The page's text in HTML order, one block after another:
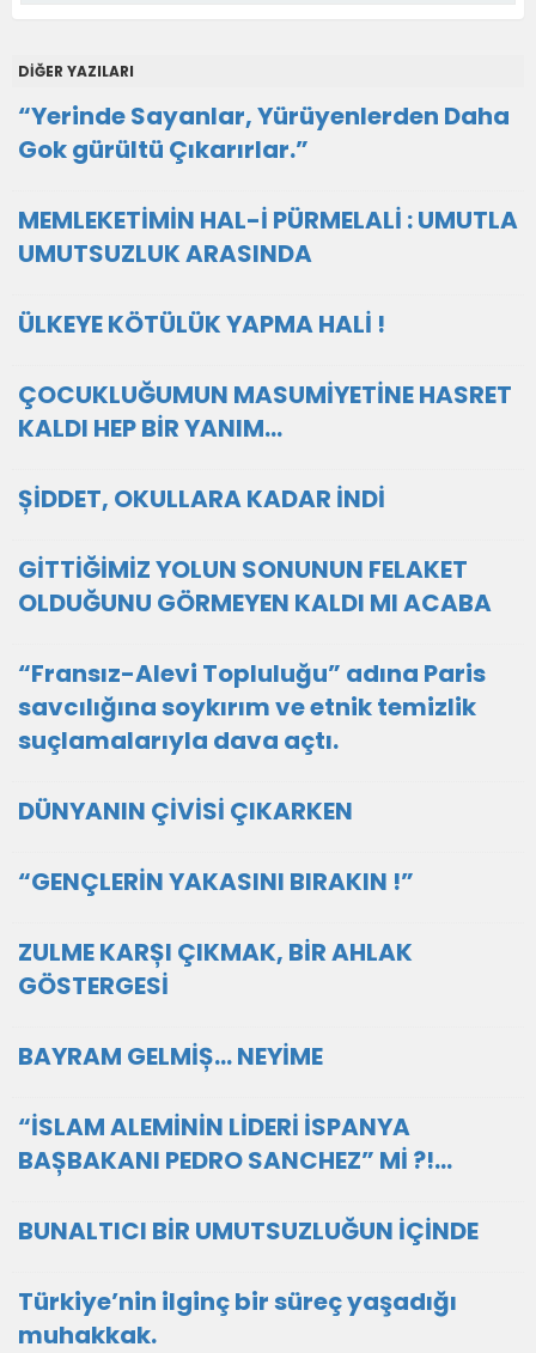
DİĞER YAZILARI
“Yerinde Sayanlar, Yürüyenlerden Daha
Gok gürültü Çıkarırlar.”
MEMLEKETİMİN HAL-İ PÜRMELALİ : UMUTLA
UMUTSUZLUK ARASINDA
ÜLKEYE KÖTÜLÜK YAPMA HALİ !
ÇOCUKLUĞUMUN MASUMİYETİNE HASRET
KALDI HEP BİR YANIM…
ȘİDDET, OKULLARA KADAR İNDİ
GİTTİĞİMİZ YOLUN SONUNUN FELAKET
OLDUĞUNU GÖRMEYEN KALDI MI ACABA
“Fransız-Alevi Topluluğu” adına Paris
savcılığına soykırım ve etnik temizlik
suçlamalarıyla dava açtı.
DÜNYANIN ÇİVİSİ ÇIKARKEN
“GENÇLERİN YAKASINI BIRAKIN !”
ZULME KARȘI ÇIKMAK, BİR AHLAK
GÖSTERGESİ
BAYRAM GELMİȘ… NEYİME
“İSLAM ALEMİNİN LİDERİ İSPANYA
BAȘBAKANI PEDRO SANCHEZ” Mİ ?!...
BUNALTICI BİR UMUTSUZLUĞUN İÇİNDE
Türkiye’nin ilginç bir süreç yaşadığı
muhakkak.